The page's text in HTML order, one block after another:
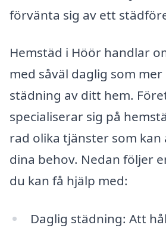
förvänta sig av ett
Hemstäd i Höör handlar
med såväl daglig som
städning av ditt hem.
specialiserar sig på
rad olika tjänster som kan
dina behov. Nedan följer
du kan få hjälp med:
Daglig städning: Att